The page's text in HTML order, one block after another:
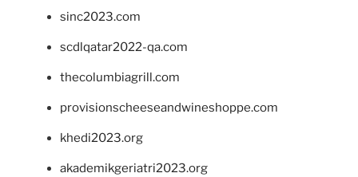
sinc2023.com
scdlqatar2022-qa.com
thecolumbiagrill.com
provisionscheeseandwineshoppe.com
khedi2023.org
akademikgeriatri2023.org